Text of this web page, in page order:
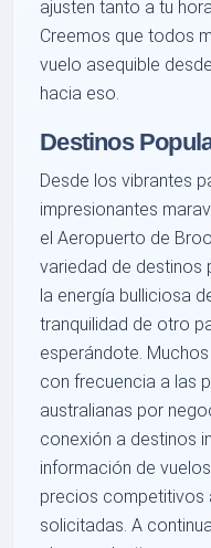
ajusten tanto a tu
Creemos que todos
vuelo asequible
hacia eso.
Destinos
Desde los vibrantes
impresionantes
el Aeropuerto de
variedad de destinos
la energía bulliciosa
tranquilidad de otro
esperándote.
con frecuencia a las
australianas por
conexión a destinos
información de
precios competitivos
solicitadas. A